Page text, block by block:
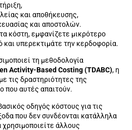
και αποθήκευσης,
και αποστολών.
κόστη, εμφανίζετε μικρότερο
και υπερεκτιμάτε την κερδοφορία.
τη μεθοδολογία
Activity-Based Costing (TDABC), η
τις δραστηριότητες της
που αυτές απαιτούν.
οδηγός κόστους για τις
που δεν συνδέονται κατάλληλα
άλλους